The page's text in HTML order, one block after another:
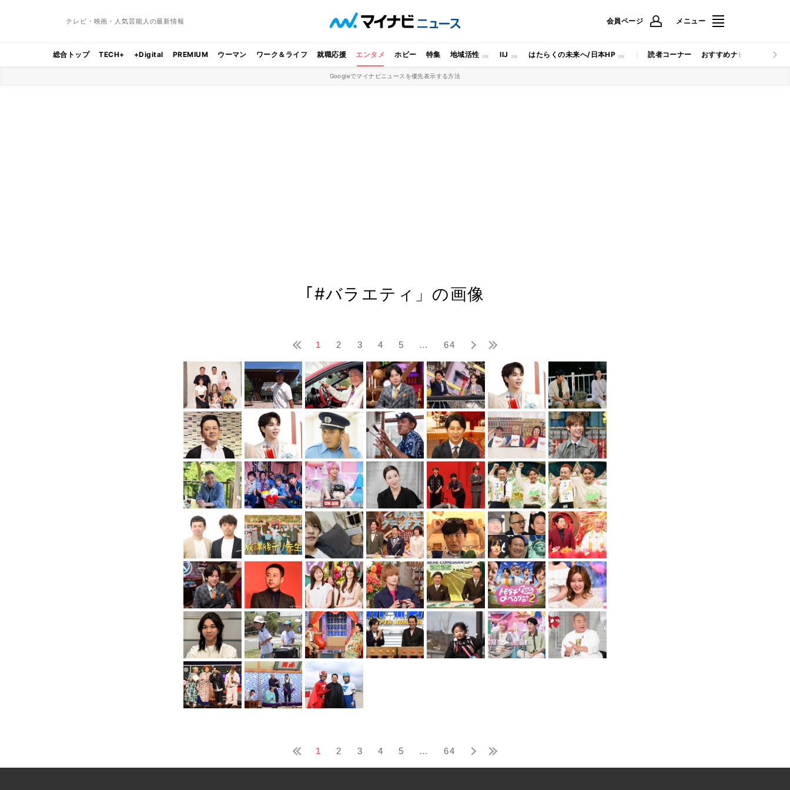
テレビ・映画・人気芸能人の最新情報 会員ページ メニュー
総合トップ TECH+ +Digital PREMIUM ウーマン ワーク＆ライフ 就職応援 エンタメ ホビー 特集 地域活性 IIJ はたらくの未来へ/日本HP 読者コーナー おすすめナビ マイナビ
Googleでマイナビニュースを優先表示する方法
｢#バラエティ」の画像
1 2 3 4 5 … 64
1 2 3 4 5 … 64